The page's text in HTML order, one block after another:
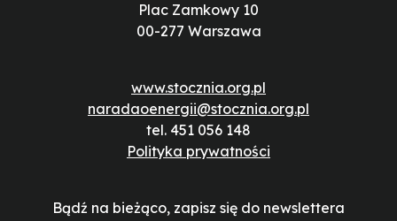
Plac Zamkowy 10
00-277 Warszawa
www.stocznia.org.pl
naradaoenergii@stocznia.org.pl
tel. 451 056 148
Polityka prywatności
Bądź na bieżąco, zapisz się do newslettera